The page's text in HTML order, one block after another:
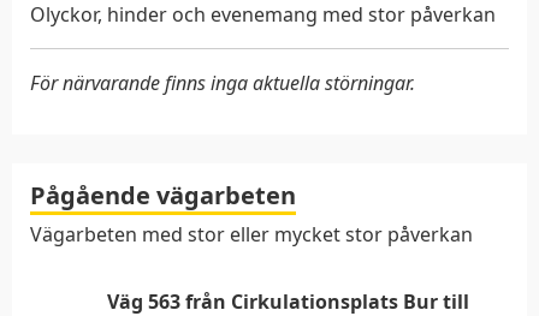
Olyckor, hinder och evenemang med stor påverkan
För närvarande finns inga aktuella störningar.
Pågående vägarbeten
Vägarbeten med stor eller mycket stor påverkan
Väg 563 från Cirkulationsplats Bur till